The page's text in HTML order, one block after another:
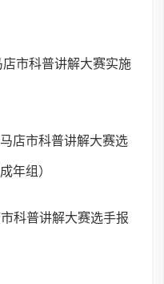
市科普讲解大赛实施
店市科普讲解大赛选
年组）
普讲解大赛选手报